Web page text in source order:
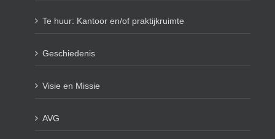
Te huur: Kantoor en/of praktijkruimte
Geschiedenis
Visie en Missie
AVG